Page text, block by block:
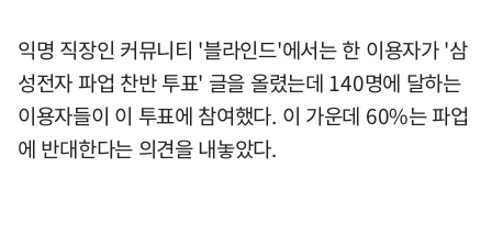
익명 직장인 커뮤니티 '블라인드'에서는 한 이용자가 '삼
성전자 파업 찬반 투표' 글을 올렸는데 140명에 달하는
이용자들이 이 투표에 참여했다. 이 가운데 60%는 파업
에 반대한다는 의견을 내놓았다.